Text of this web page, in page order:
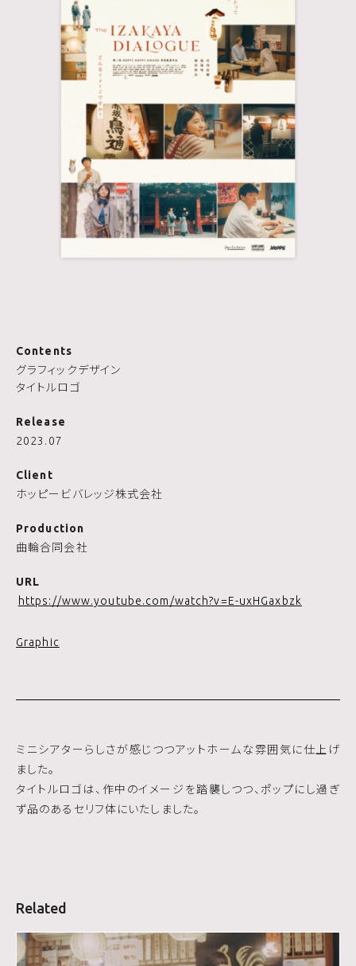
Contents
グラフィックデザイン
タイトルロゴ
Release
2023.07
Client
ホッピービバレッジ株式会社
Production
曲輪合同会社
URL
https://www.youtube.com/watch?v=E-uxHGaxbzk
Graphic
ミニシアターらしさが感じつつアットホームな雰囲気に仕上げ
ました。
タイトルロゴは、作中のイメージを踏襲しつつ、ポップにし過ぎ
ず品のあるセリフ体にいたしました。
Related